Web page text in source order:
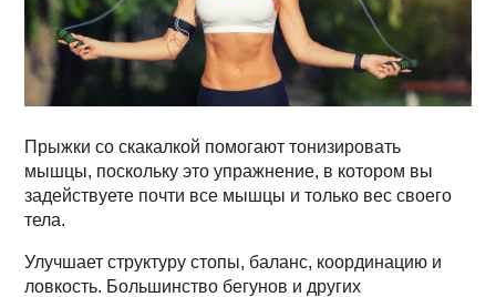
Прыжки со скакалкой помогают тонизировать
мышцы, поскольку это упражнение, в котором вы
задействуете почти все мышцы и только вес своего
тела.
Улучшает структуру стопы, баланс, координацию и
ловкость. Большинство бегунов и других